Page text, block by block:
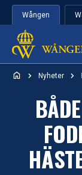
Hoppa till innehåll
Wången
Nyheter